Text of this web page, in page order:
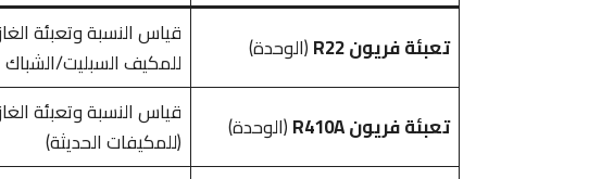
تعبئة فريون R22
(الوحدة)
قياس النسبة وتعبئة
للمكيف السبليت/الشباك
تعبئة فريون R410A (الوحدة)
قياس النسبة وتعبئة
(للمكيفات الحديثة)